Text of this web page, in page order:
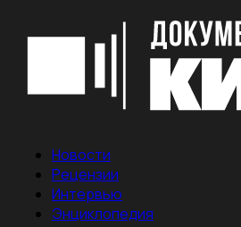
Новости
Рецензии
Интервью
Энциклопедия